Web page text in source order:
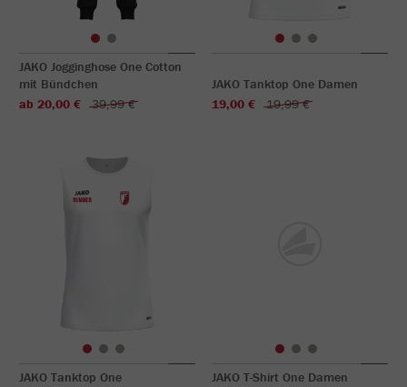
JAKO Jogginghose One Cotton
mit Bündchen
ab 20,00 €
39,99 €
JAKO Tanktop One Damen
19,00 €
19,99 €
JAKO Tanktop One JAKO T-Shirt One Damen